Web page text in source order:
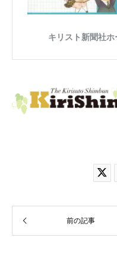

前の記事